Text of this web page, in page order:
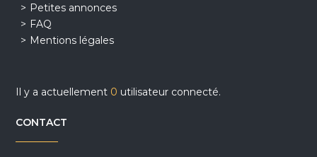
Petites annonces
FAQ
Mentions légales
Il y a actuellement 0 utilisateur connecté.
CONTACT